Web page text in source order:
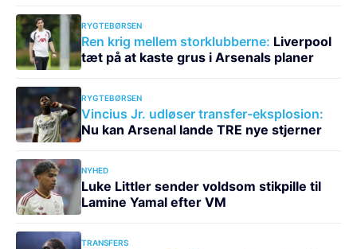
RYGTEBØRSEN
Ren krig mellem storklubberne: Liverpool
tæt på at kaste grus i Arsenals planer
RYGTEBØRSEN
Vincius Jr. udløser transfer-eksplosion:
Nu kan Arsenal lande TRE nye stjerner
NYHED
Luke Littler sender voldsom stikpille til
Lamine Yamal efter VM
TRANSFERS